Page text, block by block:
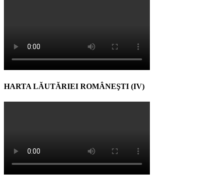
HARTA LĂUTĂRIEI ROMÂNEŞTI (IV)